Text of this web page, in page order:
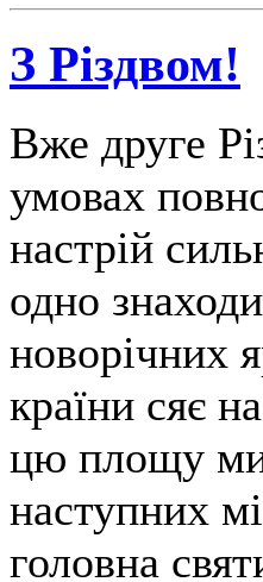
З Різдвом!
Вже друге
умовах
настрій
одно
новорічних
країни сяє
цю площу ми
наступних
головна